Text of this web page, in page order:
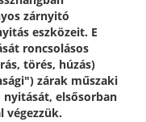
zárnyitó
eszközeit. E
roncsolásos
törés, húzás)
zárak műszaki
elsősorban
végezzük.